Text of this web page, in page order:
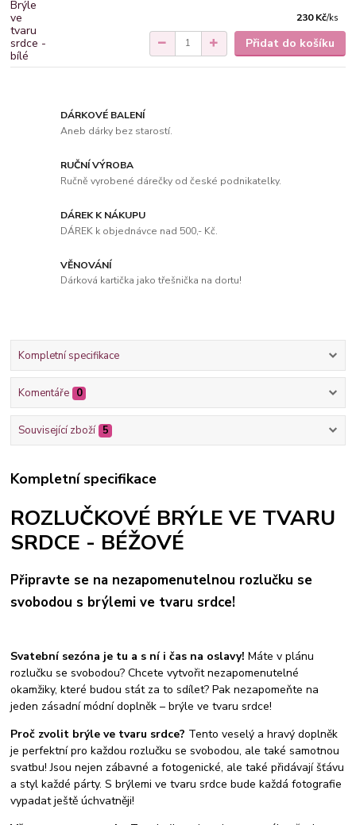
230 Kč/ks
Přidat do košíku
DÁRKOVÉ BALENÍ
Aneb dárky bez starostí.
RUČNÍ VÝROBA
Ručně vyrobené dárečky od české podnikatelky.
DÁREK K NÁKUPU
DÁREK k objednávce nad 500,- Kč.
VĚNOVÁNÍ
Dárková kartička jako třešnička na dortu!
Kompletní specifikace
Komentáře 0
Související zboží 5
Kompletní specifikace
ROZLUČKOVÉ BRÝLE VE TVARU
SRDCE - BÉŽOVÉ
Připravte se na nezapomenutelnou rozlučku se
svobodou s brýlemi ve tvaru srdce!
Svatební sezóna je tu a s ní i čas na oslavy! Máte v plánu
rozlučku se svobodou? Chcete vytvořit nezapomenutelné
okamžiky, které budou stát za to sdílet? Pak nezapomeňte na
jeden zásadní módní doplněk – brýle ve tvaru srdce!
Proč zvolit brýle ve tvaru srdce? Tento veselý a hravý doplněk
je perfektní pro každou rozlučku se svobodou, ale také samotnou
svatbu! Jsou nejen zábavné a fotogenické, ale také přidávají šťávu
a styl každé párty. S brýlemi ve tvaru srdce bude každá fotografie
vypadat ještě úchvatněji!